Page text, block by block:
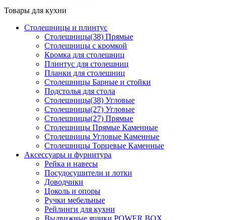
Товары для кухни
Столешницы и плинтус
Столешницы(38) Прямые
Столешницы с кромкой
Кромка для столешниц
Плинтус для столешниц
Планки для столешниц
Столешницы Барные и стойки
Подстолья для стола
Столешницы(38) Угловые
Столешницы(27) Угловые
Столешницы(27) Прямые
Столешницы Прямые Каменные
Столешницы Угловые Каменные
Столешницы Торцевые Каменные
Аксессуары и фурнитура
Рейка и навесы
Посудосушители и лотки
Доводчики
Цоколь и опоры
Ручки мебельные
Рейлинги для кухни